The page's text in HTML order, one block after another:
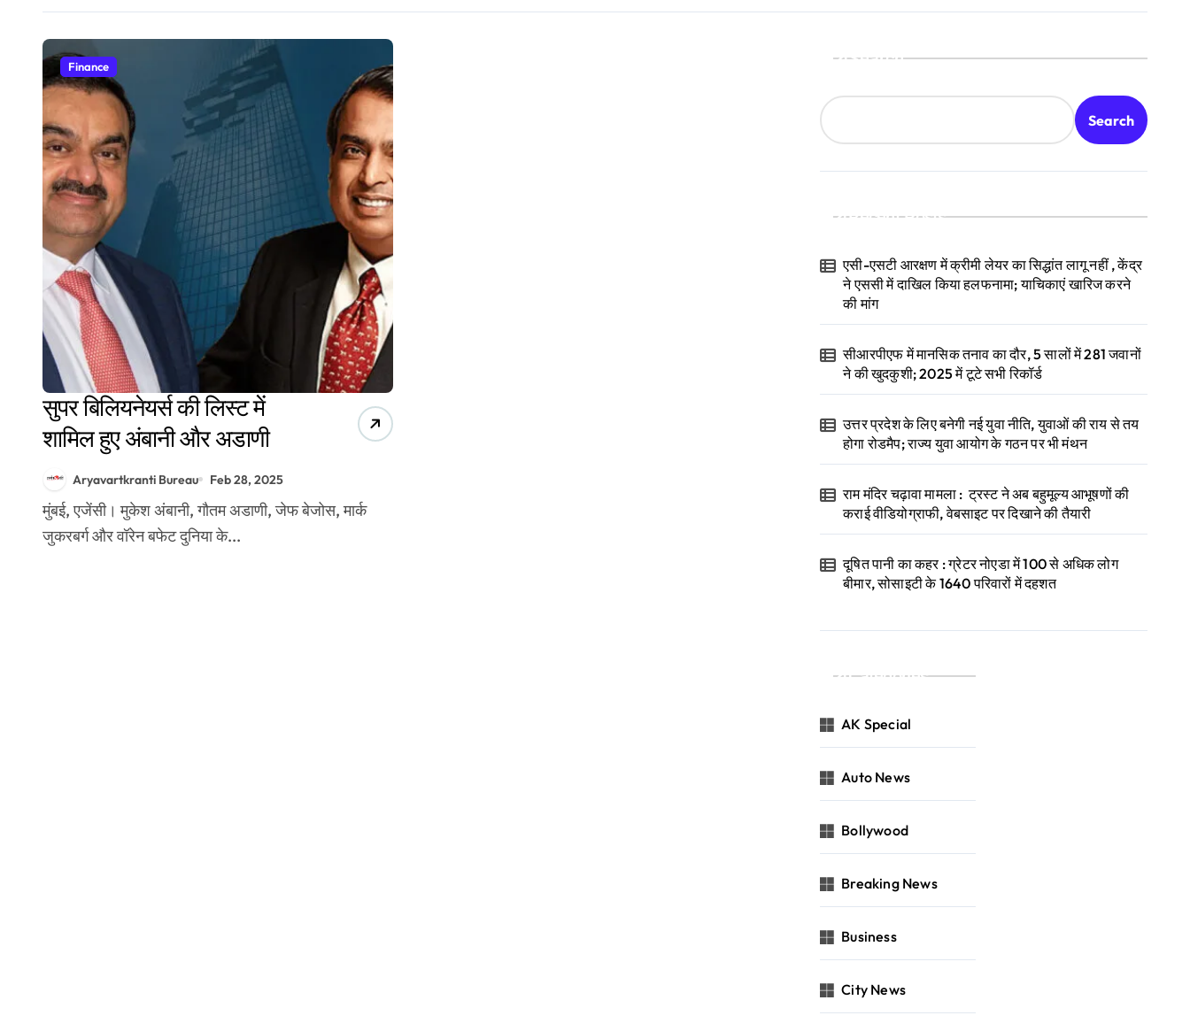
Finance
सुपर बिलियनेयर्स की लिस्ट में
शामिल हुए अंबानी और अडाणी
Aryavartkranti Bureau Feb 28, 2025
मुंबई, एजेंसी। मुकेश अंबानी, गौतम अडाणी, जेफ बेजोस, मार्क
जुकरबर्ग और वॉरेन बफेट दुनिया के...
Search
Search
Recent Posts
एसी-एसटी आरक्षण में क्रीमी लेयर का सिद्धांत लागू नहीं , केंद्र
ने एससी में दाखिल किया हलफनामा; याचिकाएं खारिज करने
की मांग
सीआरपीएफ में मानसिक तनाव का दौर, 5 सालों में 281 जवानों
ने की खुदकुशी; 2025 में टूटे सभी रिकॉर्ड
उत्तर प्रदेश के लिए बनेगी नई युवा नीति, युवाओं की राय से तय
होगा रोडमैप; राज्य युवा आयोग के गठन पर भी मंथन
राम मंदिर चढ़ावा मामला : ट्रस्ट ने अब बहुमूल्य आभूषणों की
कराई वीडियोग्राफी, वेबसाइट पर दिखाने की तैयारी
दूषित पानी का कहर : ग्रेटर नोएडा में 100 से अधिक लोग
बीमार, सोसाइटी के 1640 परिवारों में दहशत
Categories
AK Special
Auto News
Bollywood
Breaking News
Business
City News